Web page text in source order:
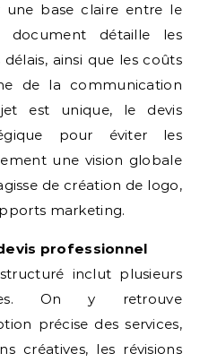
une base claire entre le
détaille les
ainsi que les coûts
de la communication
est unique, le devis
pour éviter les
une vision globale
de création de logo,
marketing.
professionnel
inclut plusieurs
On y retrouve
précise des services,
créatives, les révisions